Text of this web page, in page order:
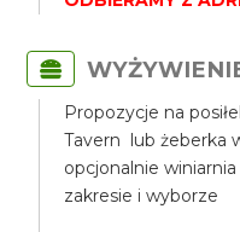
Propozycje na
Tavern lub żeberka
opcjonalnie
zakresie i wyborze